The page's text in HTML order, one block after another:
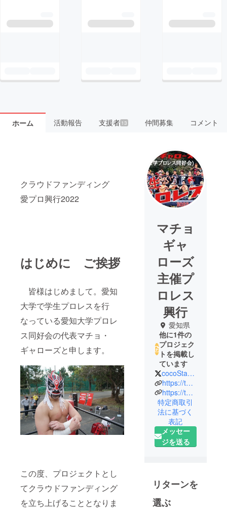
ホーム 活動報告 支援者 13 仲間募集 コメント
クラウドファンディング
愛プロ興行2022
はじめに ご挨拶
皆様はじめまして。愛知
大学で学生プロレスを行
なっている愛知大学プロレ
ス同好会の代表マチョ・
ギャローズと申します。
この度、プロジェクトとし
てクラウドファンディング
を立ち上げることとなりま
マチョ
ギャ
ローズ
主催プ
ロレス
興行
愛知県
他に1件の
プロジェク
トを掲載し
ています
cocoSta_mixer
https://twitter.com/awa_machogalosu?s=21&t=5lhe5og-bncr_Os3TkYXIg
https://twitter.com/aichiproresu?s=21&t=5lhe5og-bncr_Os3TkYXIg
特定商取引
法に基づく
表記
メッセー
ジを送る
リターンを
選ぶ